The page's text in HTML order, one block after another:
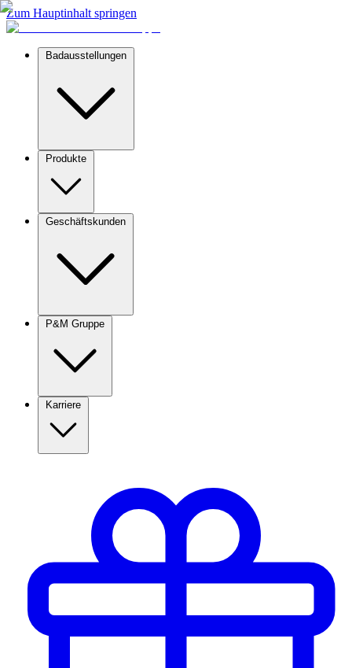
Zum Hauptinhalt springen
Badausstellungen
Produkte
Geschäftskunden
P&M Gruppe
Karriere